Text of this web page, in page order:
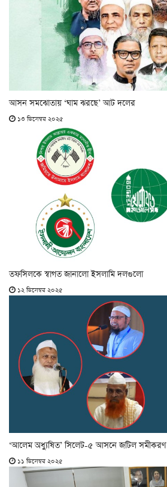
আসন সমঝোতায় ‘ঘাম ঝরছে’ আট দলের
১৩ ডিসেম্বর ২০২৫
তফসিলকে স্বাগত জানালো ইসলামি দলগুলো
১২ ডিসেম্বর ২০২৫
‘আলেম অধ্যুষিত’ সিলেট-৫ আসনে জটিল সমীকরণ
১১ ডিসেম্বর ২০২৫